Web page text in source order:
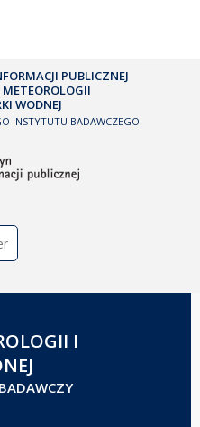
PUBLICZNEJ
WODNEJ
INSTYTUTU BADAWCZEGO
I